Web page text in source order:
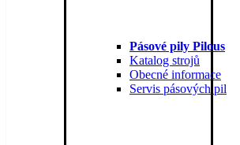
Pásové pily Pilous
Katalog strojů
Obecné informace
Servis pásových pil